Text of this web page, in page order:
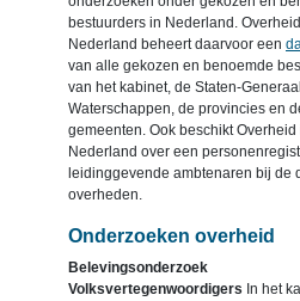
bestuurders in Nederland.
Nederland beheert daarvoor een
van alle gekozen en benoemde
van het kabinet, de Staten-
Waterschappen, de provincies en
gemeenten. Ook beschikt Overheid
Nederland over een
leidinggevende ambtenaren bij de
overheden.
Onderzoeken overheid
Belevingsonderzoek
Volksvertegenwoordigers In het